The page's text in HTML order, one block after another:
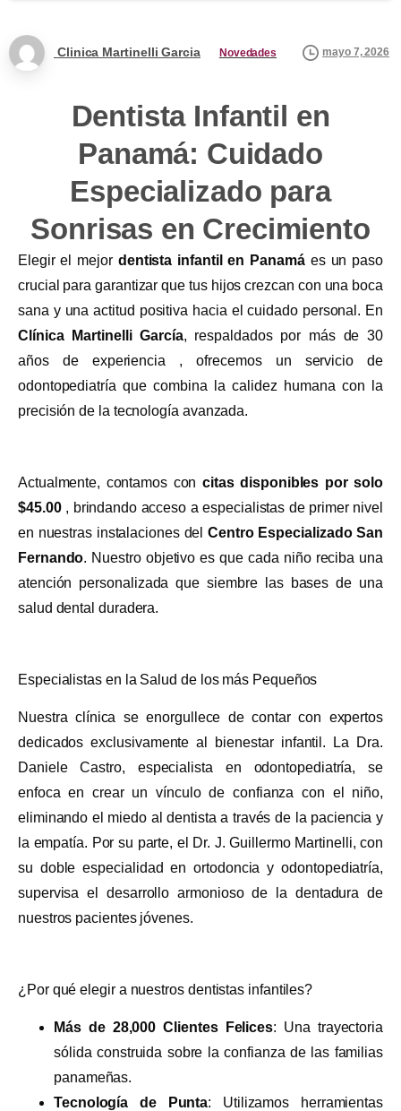
Clinica Martinelli Garcia Novedades mayo 7, 2026
Dentista Infantil en
Panamá: Cuidado
Especializado para
Sonrisas en Crecimiento
Elegir el mejor dentista infantil en Panamáes un paso
crucial para garantizar que tus hijos crezcan con una boca
sana y una actitud positiva hacia el cuidado personal. En
Clínica Martinelli García, respaldados por más de 30
años de experiencia , ofrecemos un servicio de
odontopediatría que combina la calidez humana con la
precisión de la tecnología avanzada.
Actualmente, contamos con citas disponibles por solo
$45.00, brindando acceso a especialistas de primer nivel
en nuestras instalaciones delCentro Especializado San
Fernando. Nuestro objetivo es que cada niño reciba una
atención personalizada que siembre las bases de una
salud dental duradera.
Especialistas en la Salud de los más Pequeños
Nuestra clínica se enorgullece de contar con expertos
dedicados exclusivamente al bienestar infantil. La Dra.
Daniele Castro, especialista en odontopediatría, se
enfoca en crear un vínculo de confianza con el niño,
eliminando el miedo al dentista a través de la paciencia y
la empatía. Por su parte, el Dr. J. Guillermo Martinelli, con
su doble especialidad en ortodoncia y odontopediatría,
supervisa el desarrollo armonioso de la dentadura de
nuestros pacientes jóvenes.
¿Por qué elegir a nuestros dentistas infantiles?
Más de 28,000 Clientes Felices: Una trayectoria
sólida construida sobre la confianza de las familias
panameñas.
Tecnología de Punta: Utilizamos herramientas